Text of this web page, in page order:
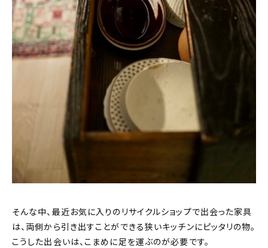
そんな中、最近お気に入りのリサイクルショップで出会った家具
は、両側から引き出すことができる狭いキッチンにピッタリの物。
こうした出会いは、こまめに足を運ぶのが必要です。